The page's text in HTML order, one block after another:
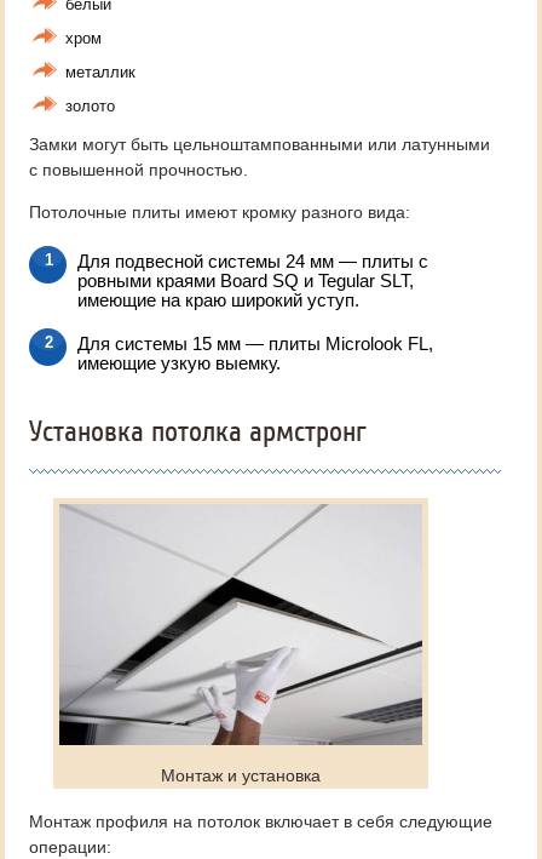
белый
хром
металлик
золото
Замки могут быть цельноштампованными или латунными
с повышенной прочностью.
Потолочные плиты имеют кромку разного вида:
Для подвесной системы 24 мм — плиты с
ровными краями Board SQ и Tegular SLT,
имеющие на краю широкий уступ.
Для системы 15 мм — плиты Microlook FL,
имеющие узкую выемку.
Установка потолка армстронг
Монтаж и установка
Монтаж профиля на потолок включает в себя следующие
операции: